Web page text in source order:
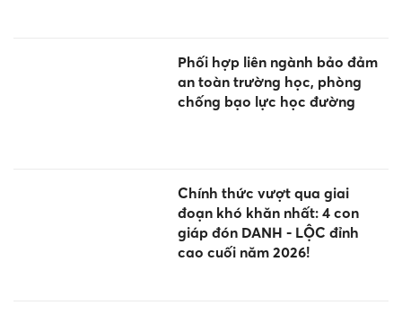
Phối hợp liên ngành bảo đảm
an toàn trường học, phòng
chống bạo lực học đường
Chính thức vượt qua giai
đoạn khó khăn nhất: 4 con
giáp đón DANH - LỘC đỉnh
cao cuối năm 2026!